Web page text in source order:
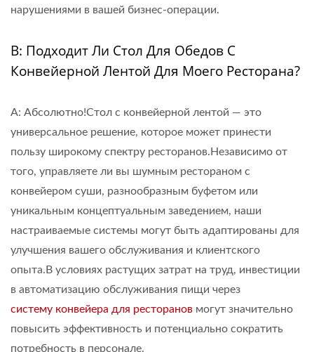
нарушениями в вашей бизнес-операции.
В: Подходит Ли Стол Для Обедов С
Конвейерной Лентой Для Моего Ресторана?
A: Абсолютно!Стол с конвейерной лентой — это
универсальное решение, которое может принести
пользу широкому спектру ресторанов.Независимо от
того, управляете ли вы шумным рестораном с
конвейером суши, разнообразным буфетом или
уникальным концептуальным заведением, наши
настраиваемые системы могут быть адаптированы для
улучшения вашего обслуживания и клиентского
опыта.В условиях растущих затрат на труд, инвестиции
в автоматизацию обслуживания пищи через
систему конвейера для ресторанов могут значительно
повысить эффективность и потенциально сократить
потребность в персонале.